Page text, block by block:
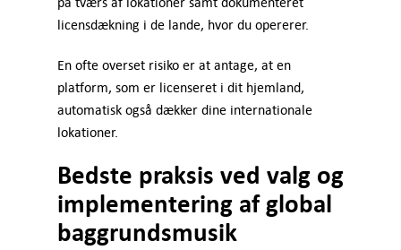
licensdækning i de lande, hvor du opererer.
En ofte overset risiko er at antage, at en
platform, som er licenseret i dit hjemland,
automatisk også dækker dine internationale
lokationer.
Bedste praksis ved valg og
implementering af global
baggrundsmusik